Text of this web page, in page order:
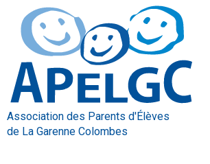
Association des Parents d'Élèves
de La Garenne Colombes